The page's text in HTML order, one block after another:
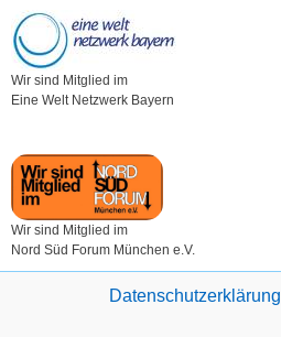
Wir sind Mitglied im
Eine Welt Netzwerk Bayern
Wir sind Mitglied im
Nord Süd Forum München e.V.
Datenschutzerklärung